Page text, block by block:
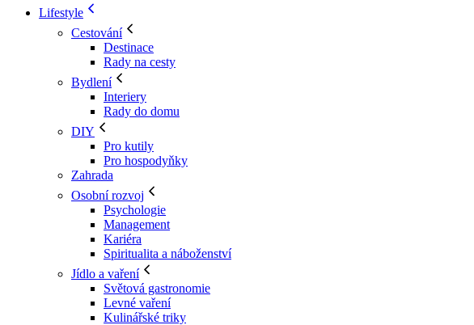
Lifestyle
Cestování
Destinace
Rady na cesty
Bydlení
Interiery
Rady do domu
DIY
Pro kutily
Pro hospodyňky
Zahrada
Osobní rozvoj
Psychologie
Management
Kariéra
Spiritualita a náboženství
Jídlo a vaření
Světová gastronomie
Levné vaření
Kulinářské triky